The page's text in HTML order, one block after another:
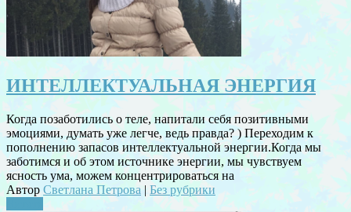
ИНТЕЛЛЕКТУАЛЬНАЯ ЭНЕРГИЯ
Когда позаботились о теле, напитали себя позитивными
эмоциями, думать уже легче, ведь правда? ) Переходим к
пополнению запасов интеллектуальной энергии.Когда мы
заботимся и об этом источнике энергии, мы чувствуем
ясность ума, можем концентрироваться на
Автор Светлана Петрова | Без рубрики